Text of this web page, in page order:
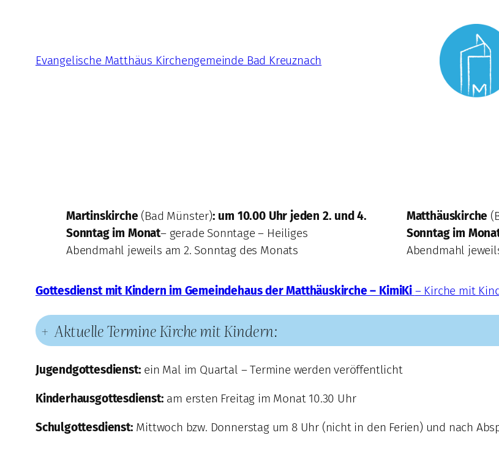
springenEvangelische Matthäus Kirchengemeinde Bad Kreuznach
Martinskirche (Bad Münster): um 10.00 Uhr jeden 2. und 4.
Sonntag im Monat– gerade Sonntage – Heiliges
Abendmahl jeweils am 2. Sonntag des Monats
Matthäuskirche
Sonntag im
Abendmahl
Gottesdienst mit Kindern im Gemeindehaus der Matthäuskirche – KimiKi – Kirche mit
+ Aktuelle Termine Kirche mit Kindern:
Jugendgottesdienst: ein Mal im Quartal – Termine werden veröffentlicht
Kinderhausgottesdienst: am ersten Freitag im Monat 10.30 Uhr
Schulgottesdienst: Mittwoch bzw. Donnerstag um 8 Uhr (nicht in den Ferien) und nach